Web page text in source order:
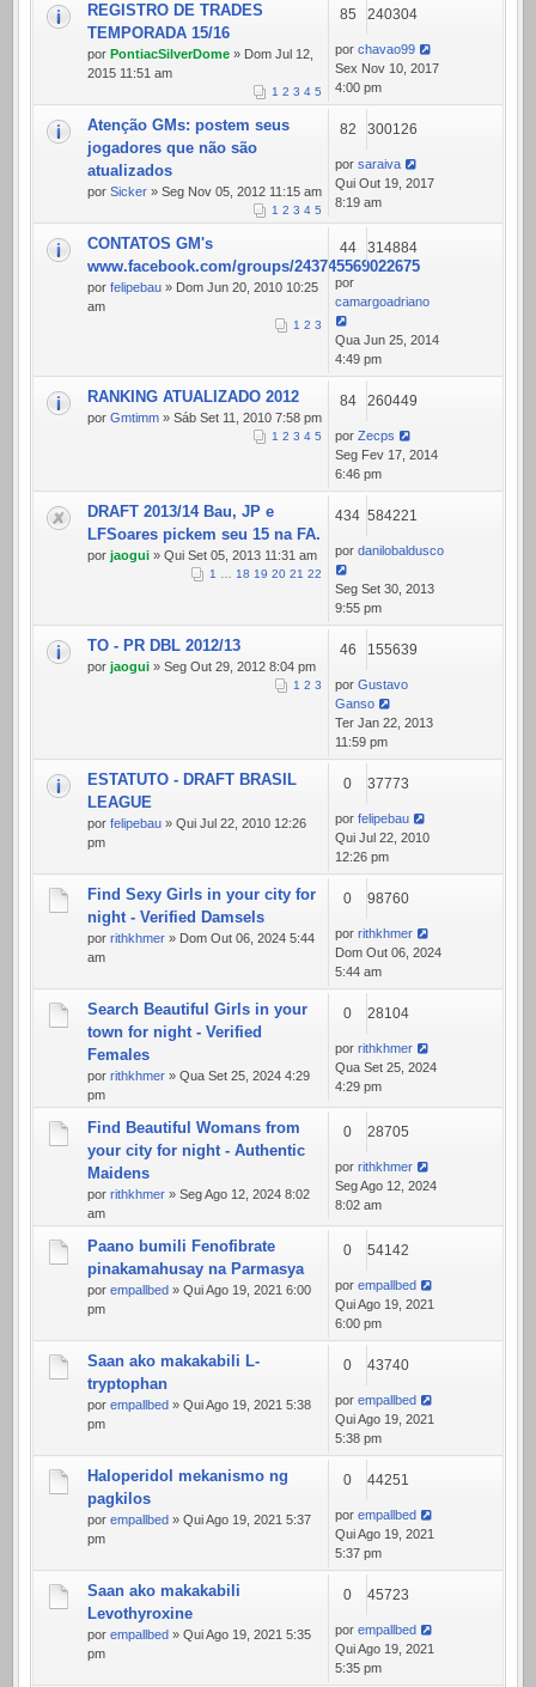
REGISTRO DE TRADES
TEMPORADA 15/16
por PontiacSilverDome » Dom Jul 12,
2015 11:51 am
1 2 3 4 5
85 240304
por chavao99
Sex Nov 10, 2017
4:00 pm
Atenção GMs: postem seus
jogadores que não são
atualizados
por Sicker » Seg Nov 05, 2012 11:15 am
1 2 3 4 5
82 300126
por saraiva
Qui Out 19, 2017
8:19 am
CONTATOS GM's
www.facebook.com/groups/243745569022675
por felipebau » Dom Jun 20, 2010 10:25
am
1 2 3
44 314884
por
camargoadriano
Qua Jun 25, 2014
4:49 pm
RANKING ATUALIZADO 2012
por Gmtimm » Sáb Set 11, 2010 7:58 pm
1 2 3 4 5
84 260449
por Zecps
Seg Fev 17, 2014
6:46 pm
DRAFT 2013/14 Bau, JP e
LFSoares pickem seu 15 na FA.
por jaogui » Qui Set 05, 2013 11:31 am
1 … 18 19 20 21 22
434 584221
por danilobaldusco
Seg Set 30, 2013
9:55 pm
TO - PR DBL 2012/13
por jaogui » Seg Out 29, 2012 8:04 pm
1 2 3
46 155639
por Gustavo
Ganso
Ter Jan 22, 2013
11:59 pm
ESTATUTO - DRAFT BRASIL
LEAGUE
por felipebau » Qui Jul 22, 2010 12:26
pm
0 37773
por felipebau
Qui Jul 22, 2010
12:26 pm
Find Sexy Girls in your city for
night - Verified Damsels
por rithkhmer » Dom Out 06, 2024 5:44
am
0 98760
por rithkhmer
Dom Out 06, 2024
5:44 am
Search Beautiful Girls in your
town for night - Verified
Females
por rithkhmer » Qua Set 25, 2024 4:29
pm
0 28104
por rithkhmer
Qua Set 25, 2024
4:29 pm
Find Beautiful Womans from
your city for night - Authentic
Maidens
por rithkhmer » Seg Ago 12, 2024 8:02
am
0 28705
por rithkhmer
Seg Ago 12, 2024
8:02 am
Paano bumili Fenofibrate
pinakamahusay na Parmasya
por empallbed » Qui Ago 19, 2021 6:00
pm
0 54142
por empallbed
Qui Ago 19, 2021
6:00 pm
Saan ako makakabili L-
tryptophan
por empallbed » Qui Ago 19, 2021 5:38
pm
0 43740
por empallbed
Qui Ago 19, 2021
5:38 pm
Haloperidol mekanismo ng
pagkilos
por empallbed » Qui Ago 19, 2021 5:37
pm
0 44251
por empallbed
Qui Ago 19, 2021
5:37 pm
Saan ako makakabili
Levothyroxine
por empallbed » Qui Ago 19, 2021 5:35
pm
0 45723
por empallbed
Qui Ago 19, 2021
5:35 pm